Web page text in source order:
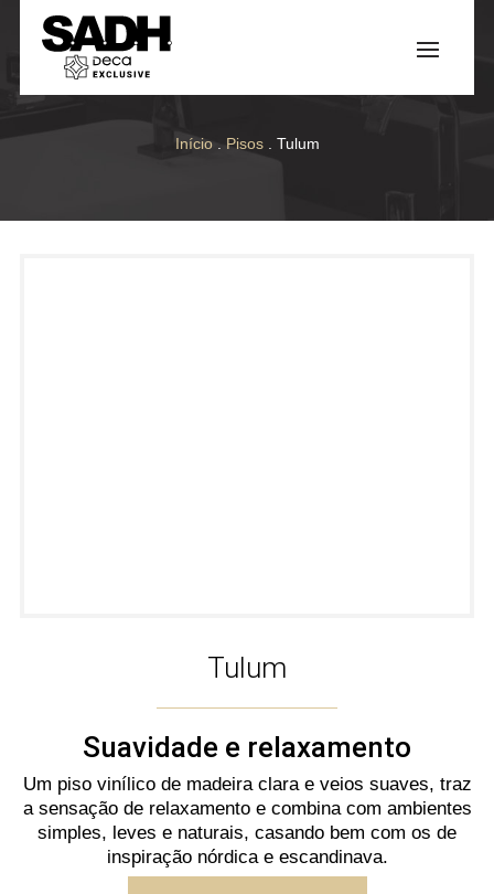
Início. Pisos. Tulum
Tulum
Suavidade e relaxamento
Um piso vinílico de madeira clara e veios suaves, traz
a sensação de relaxamento e combina com ambientes
simples, leves e naturais, casando bem com os de
inspiração nórdica e escandinava.